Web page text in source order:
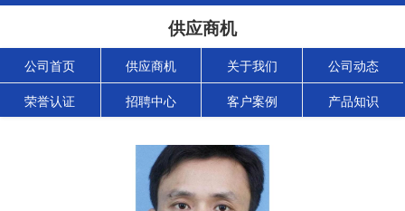
供应商机
公司首页 供应商机 关于我们 公司动态
荣誉认证 招聘中心 客户案例 产品知识